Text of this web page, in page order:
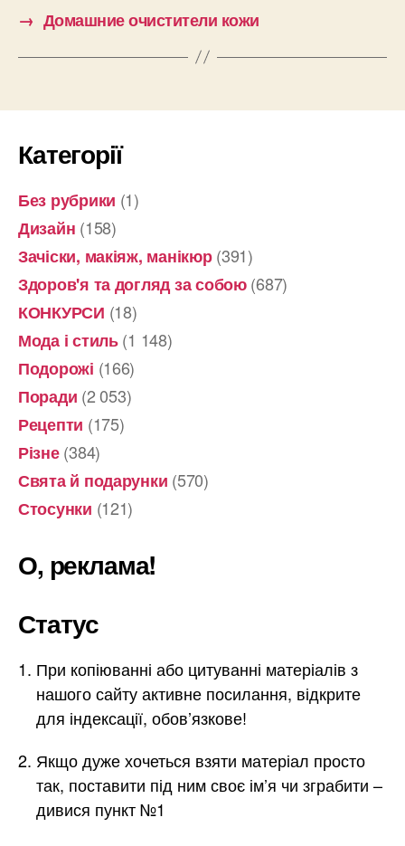
→ Домашние очистители кожи
Категорії
Без рубрики (1)
Дизайн (158)
Зачіски, макіяж, манікюр(391)
Здоров'я та догляд за собою(687)
КОНКУРСИ (18)
Мода і стиль(1 148)
Подорожі (166)
Поради (2 053)
Рецепти (175)
Різне(384)
Свята й подарунки (570)
Стосунки (121)
О, реклама!
Статус
При копіюванні або цитуванні матеріалів з
нашого сайту активне посилання, відкрите
для індексації, обов’язкове!
Якщо дуже хочеться взяти матеріал просто
так, поставити під ним своє ім’я чи зграбити –
дивися пункт №1